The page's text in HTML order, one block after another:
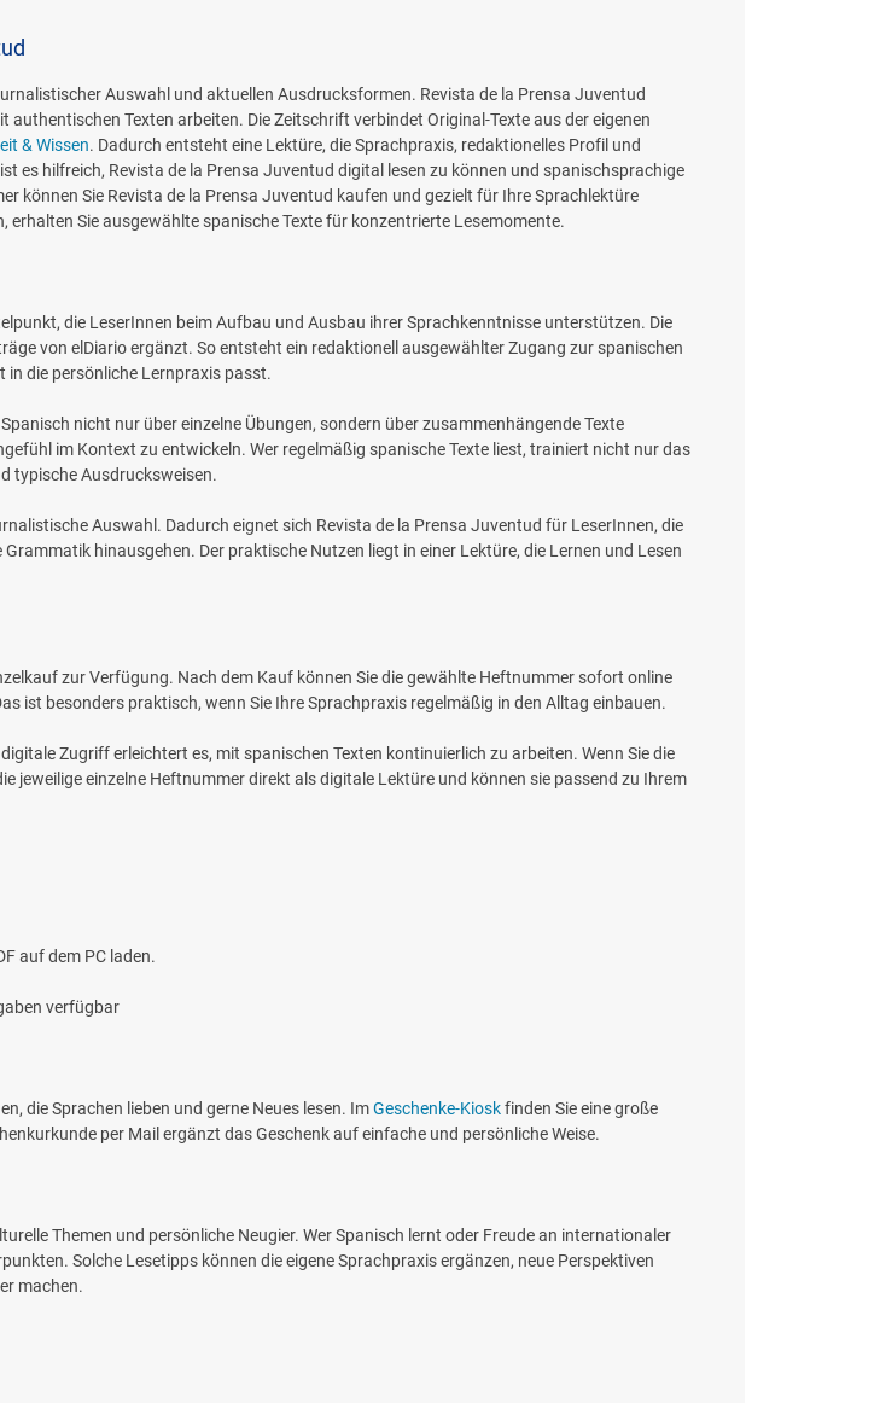
Auswahl und aktuellen Ausdrucksformen. Revista de la Prensa Juventud
Texten arbeiten. Die Zeitschrift verbindet Original-Texte aus der eigenen
& Wissen. Dadurch entsteht eine Lektüre, die Sprachpraxis, redaktionelles Profil und
es hilfreich, Revista de la Prensa Juventud digital lesen zu können und spanischsprachige
können Sie Revista de la Prensa Juventud kaufen und gezielt für Ihre Sprachlektüre
Sie ausgewählte spanische Texte für konzentrierte Lesemomente.
die LeserInnen beim Aufbau und Ausbau ihrer Sprachkenntnisse unterstützen. Die
von elDiario ergänzt. So entsteht ein redaktionell ausgewählter Zugang zur spanischen
die persönliche Lernpraxis passt.
nicht nur über einzelne Übungen, sondern über zusammenhängende Texte
im Kontext zu entwickeln. Wer regelmäßig spanische Texte liest, trainiert nicht nur das
typische Ausdrucksweisen.
Auswahl. Dadurch eignet sich Revista de la Prensa Juventud für LeserInnen, die
hinausgehen. Der praktische Nutzen liegt in einer Lektüre, die Lernen und Lesen
zur Verfügung. Nach dem Kauf können Sie die gewählte Heftnummer sofort online
ist besonders praktisch, wenn Sie Ihre Sprachpraxis regelmäßig in den Alltag einbauen.
Zugriff erleichtert es, mit spanischen Texten kontinuierlich zu arbeiten. Wenn Sie die
jeweilige einzelne Heftnummer direkt als digitale Lektüre und können sie passend zu Ihrem
auf dem PC laden.
verfügbar
die Sprachen lieben und gerne Neues lesen. ImGeschenke-Kioskfinden Sie eine große
per Mail ergänzt das Geschenk auf einfache und persönliche Weise.
Themen und persönliche Neugier. Wer Spanisch lernt oder Freude an internationaler
Solche Lesetipps können die eigene Sprachpraxis ergänzen, neue Perspektiven
machen.